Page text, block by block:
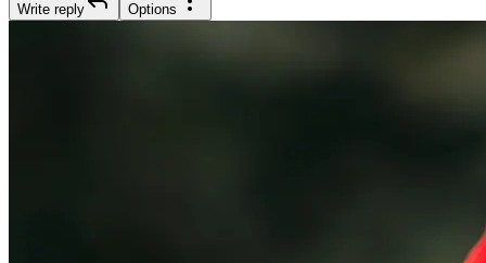
Write reply Options